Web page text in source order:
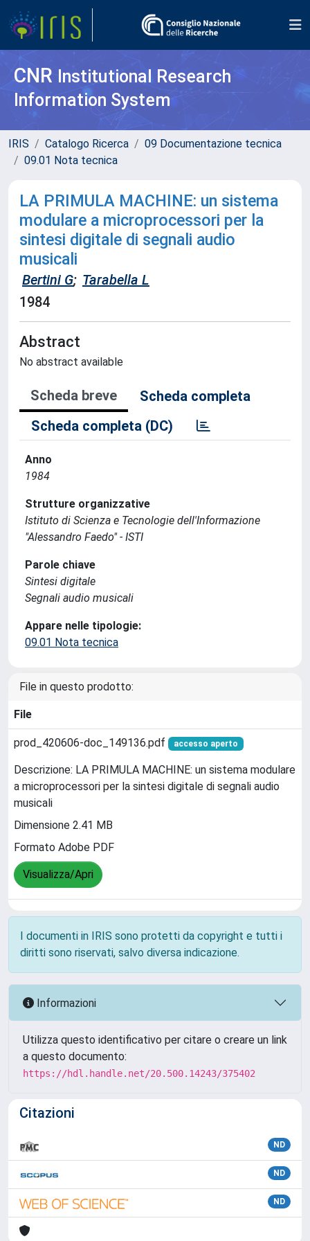
CNR Institutional Research
Information System
IRIS Catalogo Ricerca
09 Documentazione tecnica
09.01 Nota tecnica
LA PRIMULA MACHINE: un sistema
modulare a microprocessori per la
sintesi digitale di segnali audio
musicali
Bertini G; Tarabella L
1984
Abstract
No abstract available
Scheda breve
Scheda completa
Scheda completa (DC)
Anno
1984
Strutture organizzative
Istituto di Scienza e Tecnologie dell'Informazione
"Alessandro Faedo" - ISTI
Parole chiave
Sintesi digitale
Segnali audio musicali
Appare nelle tipologie:
09.01 Nota tecnica
File in questo prodotto:
File
prod_420606-doc_149136.pdf accesso aperto
Descrizione: LA PRIMULA MACHINE: un sistema modulare
a microprocessori per la sintesi digitale di segnali audio
musicali
Dimensione 2.41 MB
Formato Adobe PDF
Visualizza/Apri
I documenti in IRIS sono protetti da copyright e tutti i
diritti sono riservati, salvo diversa indicazione.
Informazioni
Utilizza questo identificativo per citare o creare un link
a questo documento:
https://hdl.handle.net/20.500.14243/375402
Citazioni
ND
ND
ND